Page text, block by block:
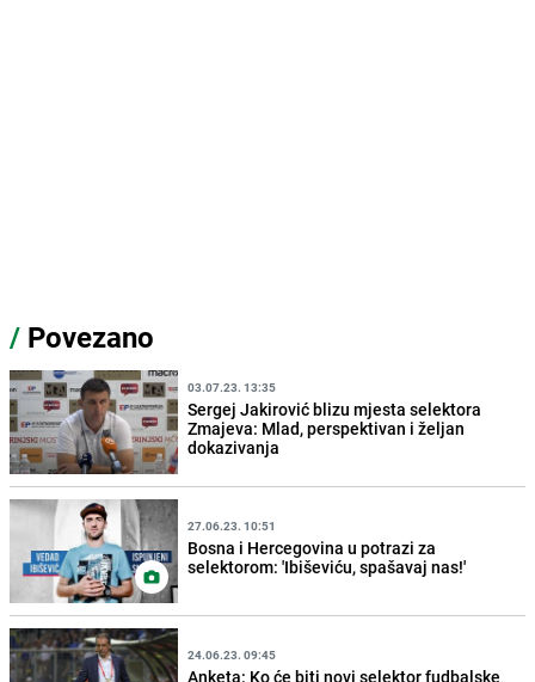
/ Povezano
03.07.23. 13:35
Sergej Jakirović blizu mjesta selektora
Zmajeva: Mlad, perspektivan i željan
dokazivanja
27.06.23. 10:51
Bosna i Hercegovina u potrazi za
selektorom: 'Ibiševiću, spašavaj nas!'
24.06.23. 09:45
Anketa: Ko će biti novi selektor fudbalske